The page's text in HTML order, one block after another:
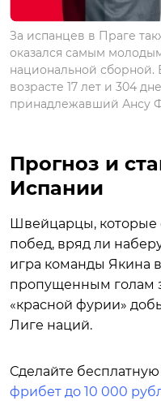
За испанцев в Праге
оказался самым
национальной сборной.
возрасте 17 лет и 304
принадлежавший Ансу
Прогноз и
Испании
Швейцарцы, которые
побед, вряд ли
игра команды Якина
пропущенным голам
«красной фурии»
Лиге наций.
Сделайте бесплатную
фрибет до 10 000